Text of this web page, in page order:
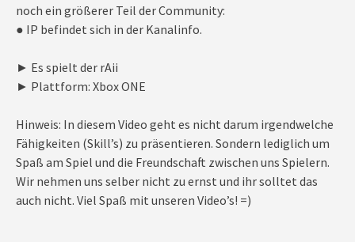
noch ein größerer Teil der Community:
● IP befindet sich in der Kanalinfo.
► Es spielt der rAii
► Plattform: Xbox ONE
Hinweis: In diesem Video geht es nicht darum irgendwelche
Fähigkeiten (Skill’s) zu präsentieren. Sondern lediglich um
Spaß am Spiel und die Freundschaft zwischen uns Spielern.
Wir nehmen uns selber nicht zu ernst und ihr solltet das
auch nicht. Viel Spaß mit unseren Video’s! =)